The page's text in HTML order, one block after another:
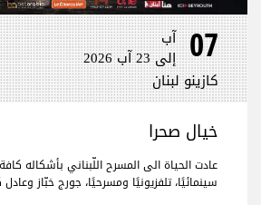
07 آب
إلى 23 آب 2026
كازينو لبنان
خيال صحرا
عادت الحياة الى المسرح اللّبناني بأشكاله
سينمائيًا، تلفزيونيًا ومسرحيًا، جورج خبّاز